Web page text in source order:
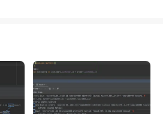
다. 오히려 명백한 추상화와 단순한 제어문으
립스 ..